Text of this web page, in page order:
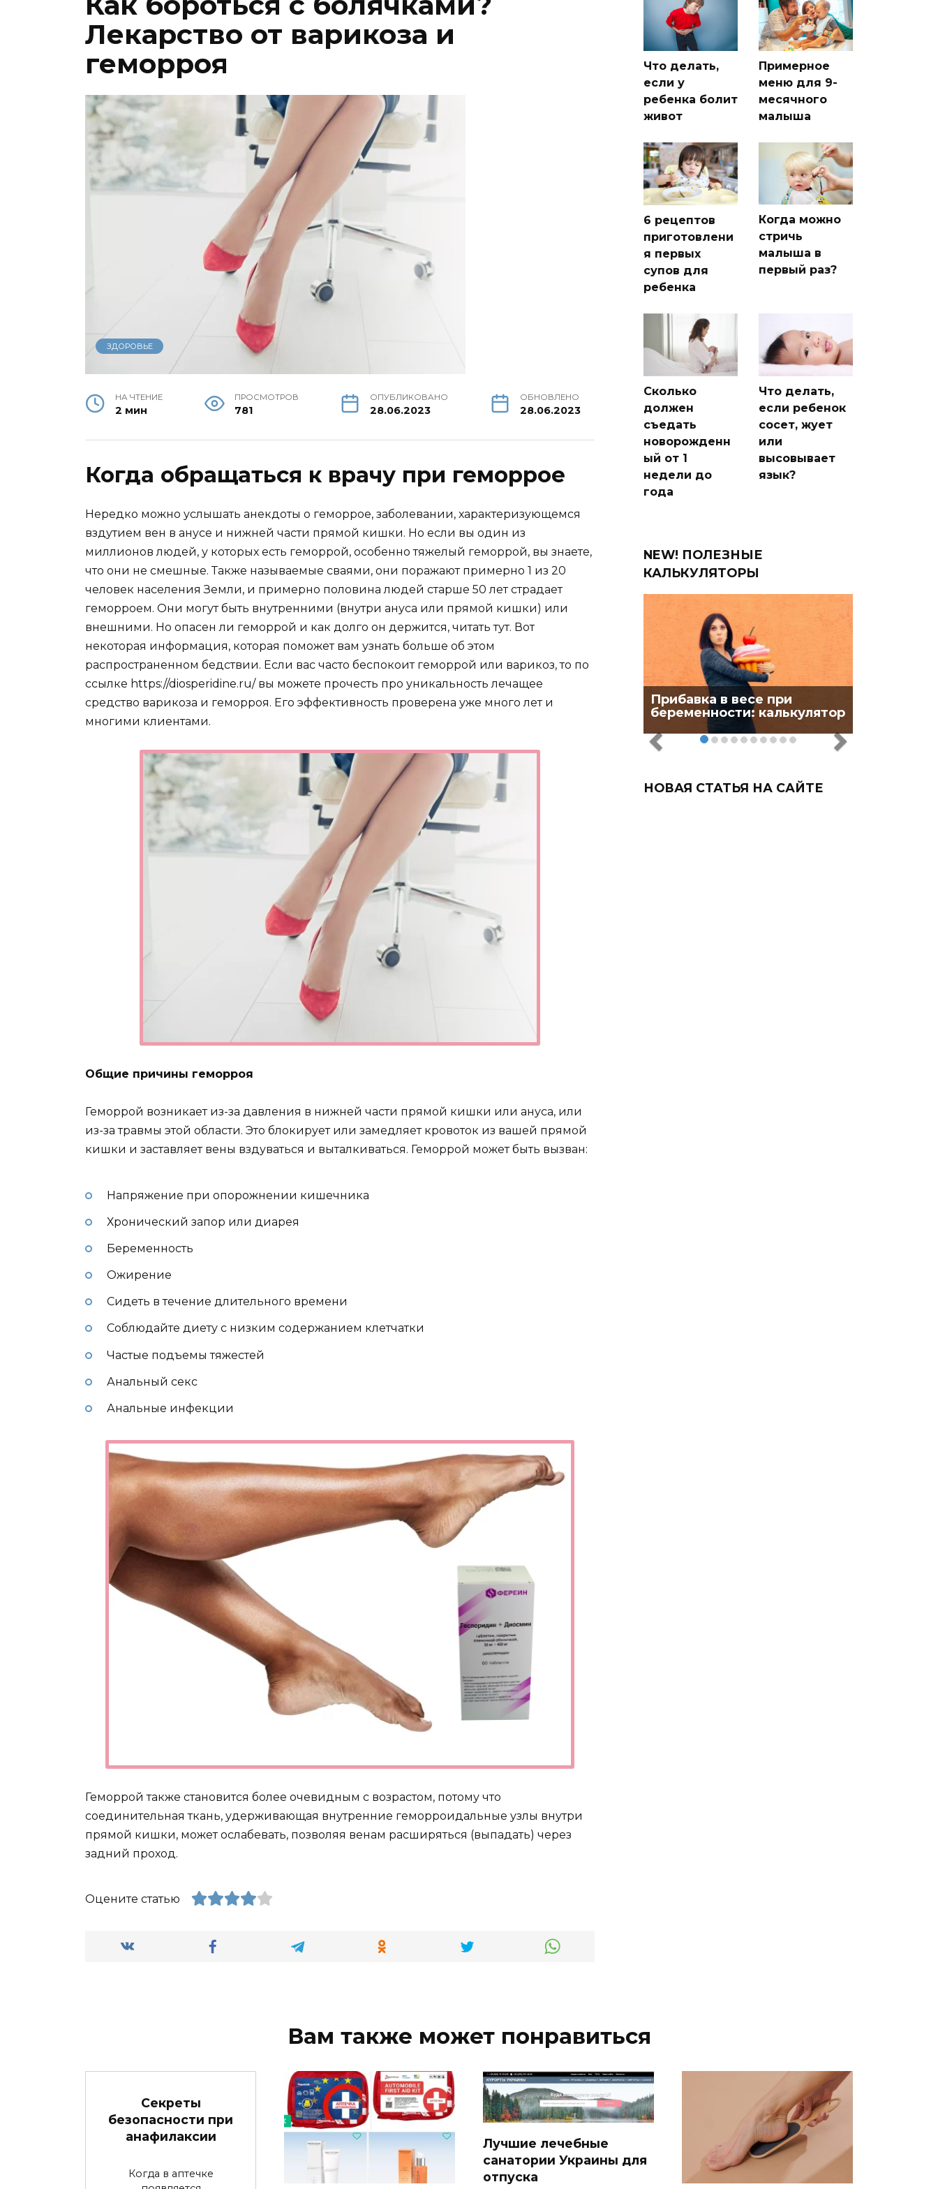
Лекарство от варикоза и
геморроя
ЗДОРОВЬЕ
НА ЧТЕНИЕ
2 мин
ПРОСМОТРОВ
781
ОПУБЛИКОВАНО
28.06.2023
ОБНОВЛЕНО
28.06.2023
Когда обращаться к врачу при геморрое
Нередко можно услышать анекдоты о геморрое, заболевании, характеризующемся
вздутием вен в анусе и нижней части прямой кишки. Но если вы один из
миллионов людей, у которых есть геморрой, особенно тяжелый геморрой, вы знаете,
что они не смешные. Также называемые сваями, они поражают примерно 1 из 20
человек населения Земли, и примерно половина людей старше 50 лет страдает
геморроем. Они могут быть внутренними (внутри ануса или прямой кишки) или
внешними. Но опасен ли геморрой и как долго он держится, читать тут. Вот
некоторая информация, которая поможет вам узнать больше об этом
распространенном бедствии. Если вас часто беспокоит геморрой или варикоз, то по
ссылке https://diosperidine.ru/ вы можете прочесть про уникальность лечащее
средство варикоза и геморроя. Его эффективность проверена уже много лет и
многими клиентами.
Общие причины геморроя
Геморрой возникает из-за давления в нижней части прямой кишки или ануса, или
из-за травмы этой области. Это блокирует или замедляет кровоток из вашей прямой
кишки и заставляет вены вздуваться и выталкиваться. Геморрой может быть вызван:
Напряжение при опорожнении кишечника
Хронический запор или диарея
Беременность
Ожирение
Сидеть в течение длительного времени
Соблюдайте диету с низким содержанием клетчатки
Частые подъемы тяжестей
Анальный секс
Анальные инфекции
Геморрой также становится более очевидным с возрастом, потому что
соединительная ткань, удерживающая внутренние геморроидальные узлы внутри
прямой кишки, может ослабевать, позволяя венам расширяться (выпадать) через
задний проход.
Оцените статью
Что делать,
если у
ребенка болит
живот
Примерное
меню для 9-
месячного
малыша
6 рецептов
приготовлени
я первых
супов для
ребенка
Когда можно
стричь
малыша в
первый раз?
Сколько
должен
съедать
новорожденн
ый от 1
недели до
года
Что делать,
если ребенок
сосет, жует
или
высовывает
язык?
NEW! ПОЛЕЗНЫЕ
КАЛЬКУЛЯТОРЫ
Прибавка в весе при
беременности: калькулятор
НОВАЯ СТАТЬЯ НА САЙТЕ
Вам также может понравиться
Секреты
безопасности при
анафилаксии
Когда в аптечке
Лучшие лечебные
санатории Украины для
отпуска